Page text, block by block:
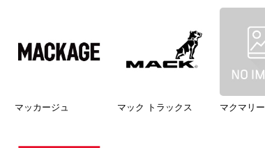
マッカージュ マック トラックス マクマリー